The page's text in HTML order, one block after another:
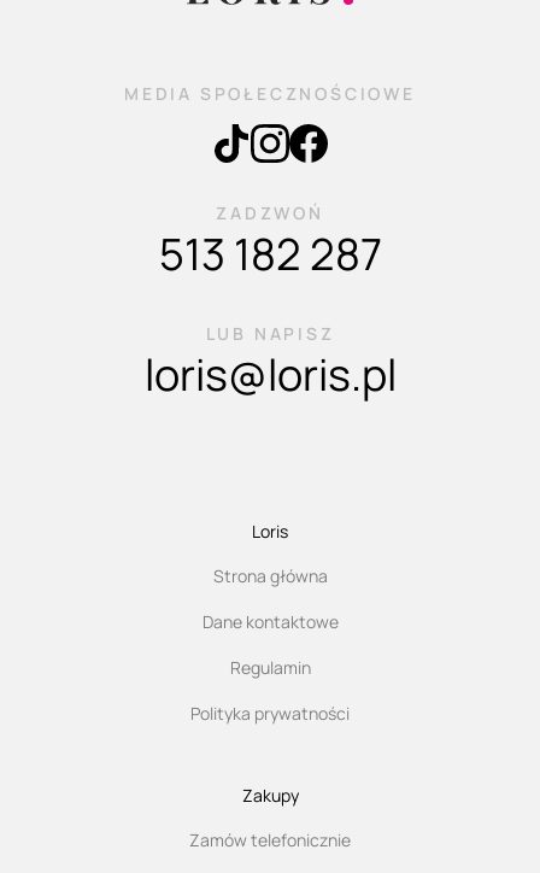
MEDIA SPOŁECZNOŚCIOWE
ZADZWOŃ
513 182 287
LUB NAPISZ
loris@loris.pl
Loris
Strona główna
Dane kontaktowe
Regulamin
Polityka prywatności
Zakupy
Zamów telefonicznie